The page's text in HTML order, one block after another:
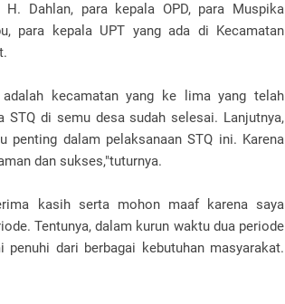
Dahlan, para kepala OPD, para Muspika
para kepala UPT yang ada di Kecamatan
kecamatan yang ke lima yang telah
STQ di semu desa sudah selesai. Lanjutnya,
penting dalam pelaksanaan STQ ini. Karena
dan sukses,"tuturnya.
kasih serta mohon maaf karena saya
Tentunya, dalam kurun waktu dua periode
dari berbagai kebutuhan masyarakat.